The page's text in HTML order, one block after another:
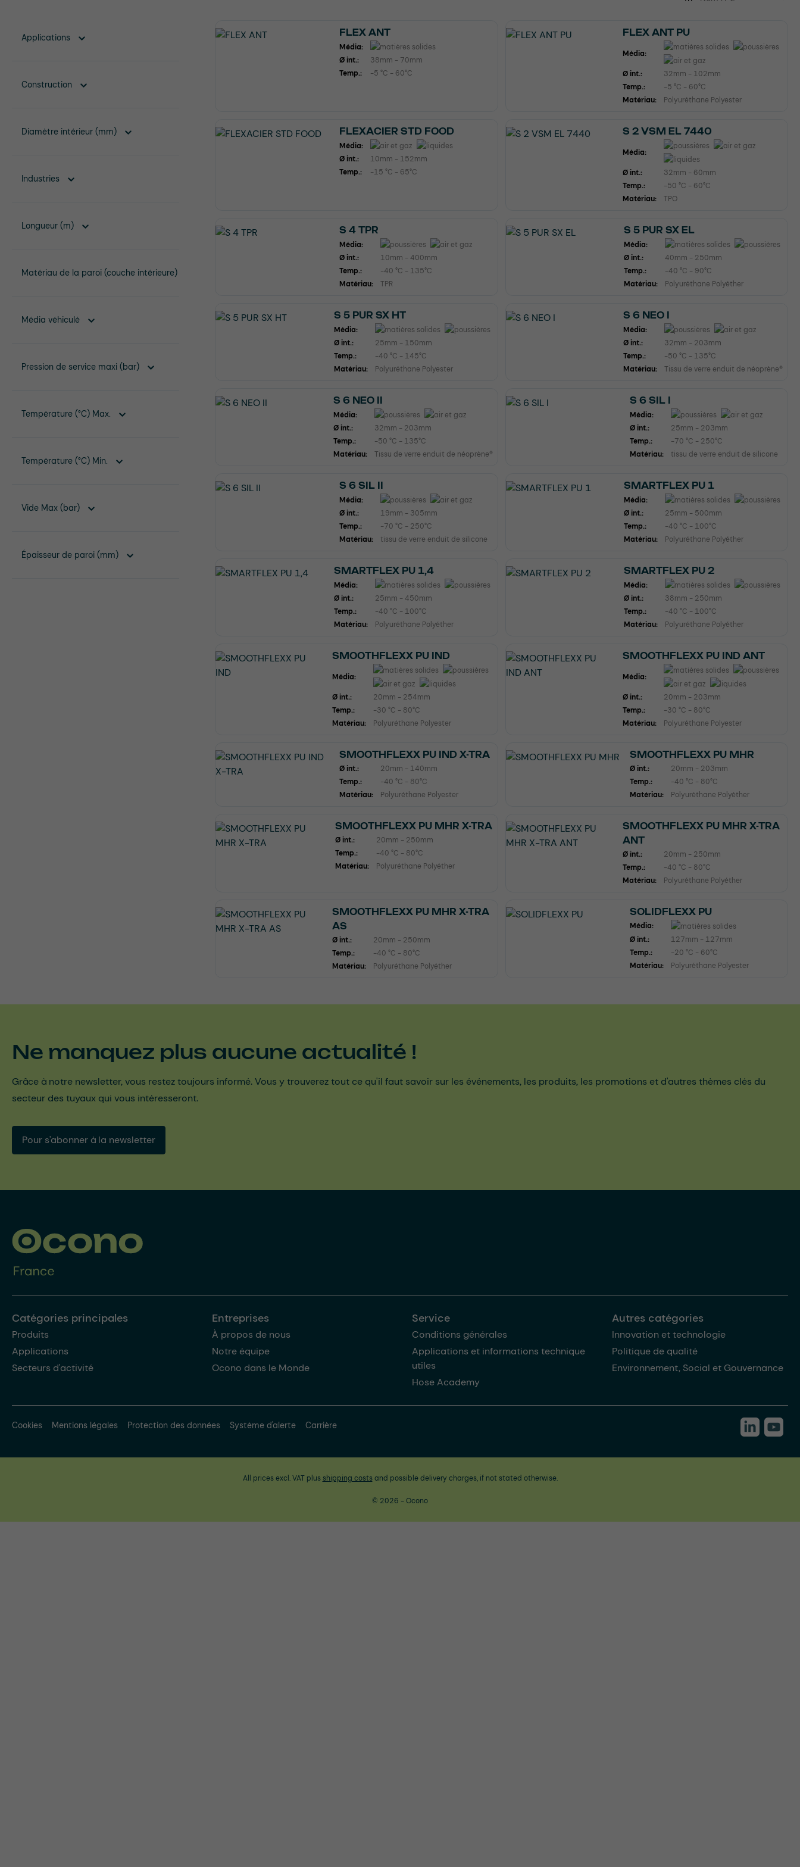
Applications
Construction
Diamètre intérieur (mm)
Industries
Longueur (m)
Matériau de la paroi (couche intérieure)
Média véhiculé
Pression de service maxi (bar)
Température (°C) Max.
Température (°C) Min.
Vide Max (bar)
Épaisseur de paroi (mm)
FLEX ANT
Média:
Ø int.:
38mm - 70mm
Temp.:
-5 °C - 60°C
FLEX ANT PU
Média:
Ø int.:
32mm - 102mm
Temp.:
-5 °C - 60°C
Matériau:
Polyuréthane Polyester
FLEXACIER STD FOOD
Média:
Ø int.:
10mm - 152mm
Temp.:
-15 °C - 65°C
S 2 VSM EL 7440
Média:
Ø int.:
32mm - 60mm
Temp.:
-50 °C - 60°C
Matériau:
TPO
S 4 TPR
Média:
Ø int.:
10mm - 400mm
Temp.:
-40 °C - 135°C
Matériau:
TPR
S 5 PUR SX EL
Média:
Ø int.:
40mm - 250mm
Temp.:
-40 °C - 90°C
Matériau:
Polyuréthane Polyéther
S 5 PUR SX HT
Média:
Ø int.:
25mm - 150mm
Temp.:
-40 °C - 145°C
Matériau:
Polyuréthane Polyester
S 6 NEO I
Média:
Ø int.:
32mm - 203mm
Temp.:
-50 °C - 135°C
Matériau:
Tissu de verre enduit de néoprène®
S 6 NEO II
Média:
Ø int.:
32mm - 203mm
Temp.:
-50 °C - 135°C
Matériau:
Tissu de verre enduit de néoprène®
S 6 SIL I
Média:
Ø int.:
25mm - 203mm
Temp.:
-70 °C - 250°C
Matériau:
tissu de verre enduit de silicone
S 6 SIL II
Média:
Ø int.:
19mm - 305mm
Temp.:
-70 °C - 250°C
Matériau:
tissu de verre enduit de silicone
SMARTFLEX PU 1
Média:
Ø int.:
25mm - 500mm
Temp.:
-40 °C - 100°C
Matériau:
Polyuréthane Polyéther
SMARTFLEX PU 1,4
Média:
Ø int.:
25mm - 450mm
Temp.:
-40 °C - 100°C
Matériau:
Polyuréthane Polyéther
SMARTFLEX PU 2
Média:
Ø int.:
38mm - 250mm
Temp.:
-40 °C - 100°C
Matériau:
Polyuréthane Polyéther
SMOOTHFLEXX PU IND
Média:
Ø int.:
20mm - 254mm
Temp.:
-30 °C - 80°C
Matériau:
Polyuréthane Polyester
SMOOTHFLEXX PU IND ANT
Média:
Ø int.:
20mm - 203mm
Temp.:
-30 °C - 80°C
Matériau:
Polyuréthane Polyester
SMOOTHFLEXX PU IND X-TRA
Ø int.:
20mm - 140mm
Temp.:
-40 °C - 80°C
Matériau:
Polyuréthane Polyester
SMOOTHFLEXX PU MHR
Ø int.:
20mm - 203mm
Temp.:
-40 °C - 80°C
Matériau:
Polyuréthane Polyéther
SMOOTHFLEXX PU MHR X-TRA
Ø int.:
20mm - 250mm
Temp.:
-40 °C - 80°C
Matériau:
Polyuréthane Polyéther
SMOOTHFLEXX PU MHR X-TRA
ANT
Ø int.:
20mm - 250mm
Temp.:
-40 °C - 80°C
Matériau:
Polyuréthane Polyéther
SMOOTHFLEXX PU MHR X-TRA
AS
Ø int.:
20mm - 250mm
Temp.:
-40 °C - 80°C
Matériau:
Polyuréthane Polyéther
SOLIDFLEXX PU
Média:
Ø int.:
127mm - 127mm
Temp.:
-20 °C - 60°C
Matériau:
Polyuréthane Polyester
Ne manquez plus aucune actualité !
Grâce à notre newsletter, vous restez toujours informé. Vous y trouverez tout ce qu'il faut savoir sur les événements, les produits, les promotions et d'autres thèmes clés du
secteur des tuyaux qui vous intéresseront.
Pour s'abonner à la newsletter
Catégories principales
Produits
Applications
Secteurs d'activité
Entreprises
À propos de nous
Notre équipe
Ocono dans le Monde
Service
Conditions générales
Applications et informations technique
utiles
Hose Academy
Autres catégories
Innovation et technologie
Politique de qualité
Environnement, Social et Gouvernance
Cookies Mentions légales Protection des données Système d'alerte Carrière
All prices excl. VAT plus shipping costsand possible delivery charges, if not stated otherwise.
© 2026 - Ocono